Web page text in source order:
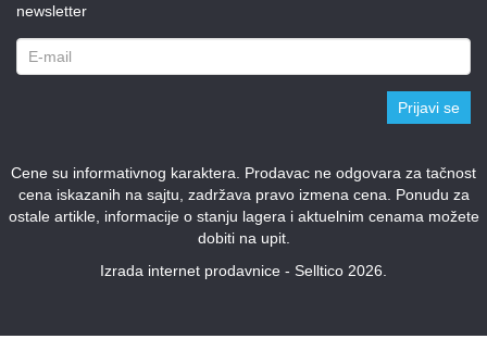
newsletter
Prijavi se
Cene su informativnog karaktera. Prodavac ne odgovara za tačnost
cena iskazanih na sajtu, zadržava pravo izmena cena. Ponudu za
ostale artikle, informacije o stanju lagera i aktuelnim cenama možete
dobiti na upit.
Izrada internet prodavnice - Selltico 2026.